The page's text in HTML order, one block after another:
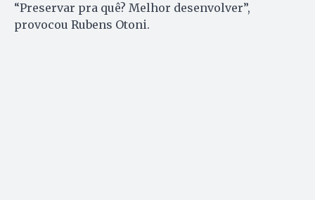
“Preservar pra quê? Melhor desenvolver”,
provocou Rubens Otoni.